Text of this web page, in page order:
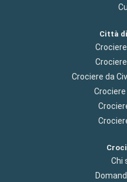
Città
Crociere da
Chi